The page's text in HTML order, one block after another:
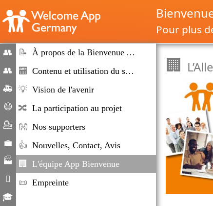
Pour plus
👥
mise
sur
le
marché
👥
Migration
et
immigration
🚑
Situations
d’urgence
😷
Corona-
💁
Counseling
💼
Marché
travail
🏭
Entreprises

Vie
🎓
📝
À propos de la Bienvenue App Allemagne
🏧
Contenu et utilisation du système
💡 Vision de l'avenir
🔀 La participation au projet
👐 Nos supporters
👍 Nouvelles, Contact, Avis
🏢
L'équipe App Bienvenue
📜 Empreinte
🏢